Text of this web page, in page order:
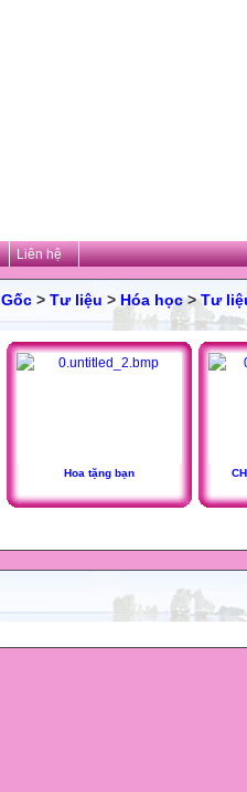
Liên hệ
Gốc > Tư liệu > Hóa học>Tư
Hoa tặng bạn